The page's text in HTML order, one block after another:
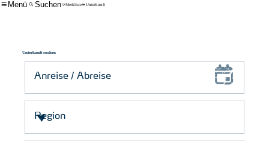
Menü Suchen Merkliste Unterkunft
Unterkunft suchen